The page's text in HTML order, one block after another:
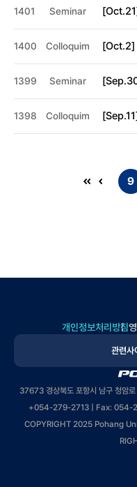
1401 Seminar
1400 Colloquim [Oct.2]
1399 Seminar
1398 Colloquim
9
개인정보처리방침
관련사
37673 경상북도 포항시 남구 청암
+054-279-2713| Fax: 054-
COPYRIGHT 2025 Pohang